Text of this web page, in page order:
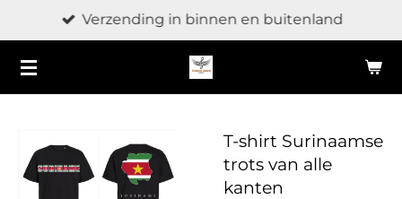
direct
naar
de
Verzending in binnen en buitenland
T-shirt Surinaamse
trots van alle
kanten